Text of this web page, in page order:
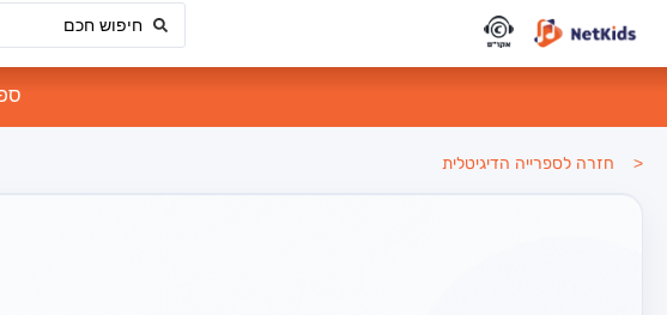
< חזרה לספרייה הדיגיטלית